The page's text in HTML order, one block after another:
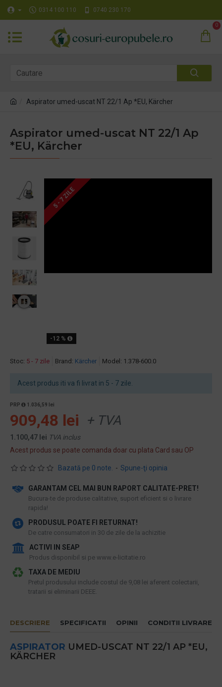
0314 100 110 0740 230 170
0
Aspirator umed-uscat NT 22/1 Ap *EU, Kärcher
Aspirator umed-uscat NT 22/1 Ap
*EU, Kärcher
-12 %
5 - 7 ZILE
Stoc: 5 - 7 zile Brand: Kärcher Model: 1.378-600.0
Acest produs iti va fi livrat in 5 - 7 zile.
Bazată pe 0 note. - Spune-ţi opinia
PRP 1.036,59 lei
909,48 lei + TVA
1.100,47 lei TVA inclus
Acest produs se poate comanda doar cu plata Card sau OP
GARANTAM CEL MAI BUN RAPORT CALITATE-PRET!
​Bucura-te de produse calitative, suport eficient si o livrare
rapida!
PRODUSUL POATE FI RETURNAT!
De catre consumatori in 30 de zile de la achizitie
ACTIVI IN SEAP
Produs disponibil si pe www.e-licitatie.ro
TAXA DE MEDIU
Pretul produsului include costul de 9,08 lei aferent colectarii,
tratarii si eliminarii DEEE.
DESCRIERE SPECIFICATII OPINII CONDITII LIVRARE
ASPIRATOR UMED-USCAT NT 22/1 AP *EU,
KÄRCHER